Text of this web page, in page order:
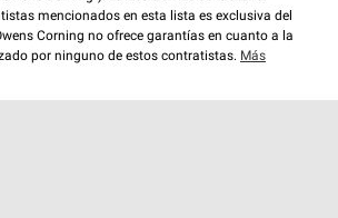
mencionados en esta lista es exclusiva del
Corning no ofrece garantías en cuanto a la
por ninguno de estos contratistas. Más